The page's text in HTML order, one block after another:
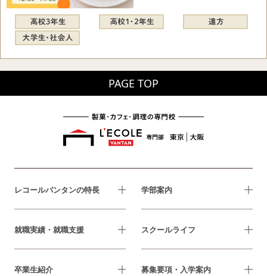
PAGE TOP
レコールバンタンの特長 学部案内
就職実績・就職支援 スクールライフ
卒業生紹介 募集要項・入学案内